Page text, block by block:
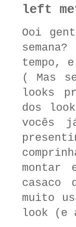
left
Ooi
tempo,
( Mas
looks
dos
vocês
montar
casaco
muito
look (e